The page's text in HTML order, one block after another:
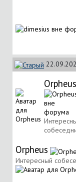
Orpheus
Orpheus
Интересный